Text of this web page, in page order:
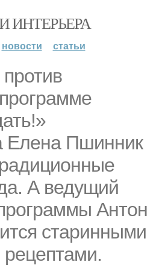
ИНТЕРЬЕРА
новости статьи
Елена Пшинник
А ведущий
Антон
старинными
рецептами.